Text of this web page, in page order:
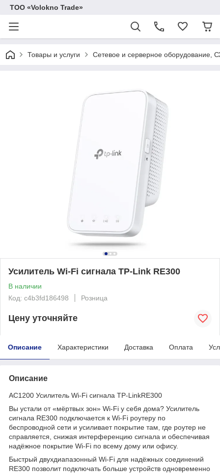
ТОО «Volokno Trade»
Товары и услуги Сетевое и серверное оборудование,
Усилитель Wi-Fi сигнала TP-Link RE300
В наличии
Код: c4b3fd186498
Розница
Цену уточняйте
Описание Характеристики Доставка Оплата
Описание
AC1200 Усилитель Wi-Fi сигнала TP-LinkRE300
Вы устали от «мёртвых зон» Wi-Fi у себя дома? Усилитель
сигнала RE300 подключается к Wi-Fi роутеру по
беспроводной сети и усиливает покрытие там, где роутер не
справляется, снижая интерференцию сигнала и обеспечивая
надёжное покрытие Wi-Fi по всему дому или офису.
Быстрый двухдиапазонный Wi-Fi для надёжных соединений
RE300 позволит подключать больше устройств одновременно